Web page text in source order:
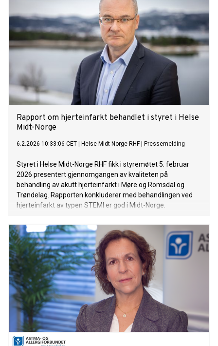
Rapport om hjerteinfarkt behandlet i styret i Helse
Midt-Norge
6.2.2026 10:33:06 CET Helse Midt-Norge RHF| Pressemelding
Styret i Helse Midt-Norge RHF fikk i styremøtet 5. februar
2026 presentert gjennomgangen av kvaliteten på
behandling av akutt hjerteinfarkt i Møre og Romsdal og
Trøndelag. Rapporten konkluderer med behandlingen ved
hjerteinfarkt av typen STEMI er god i Midt-Norge.